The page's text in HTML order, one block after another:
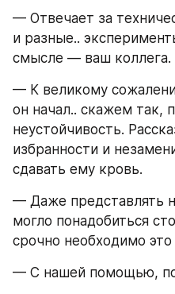
— Отвечает за
и разные..
смысле — ваш коллега.
— К великому
он начал.. скажем так,
неустойчивость.
избранности и
сдавать ему кровь.
— Даже представлять
могло понадобиться
срочно необходимо это
— С нашей помощью,